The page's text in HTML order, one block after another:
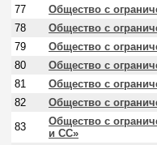
77
Общество с
78
Общество с
79
Общество с
80
Общество с
81
Общество с
82
Общество с
83
Общество с
и СС»